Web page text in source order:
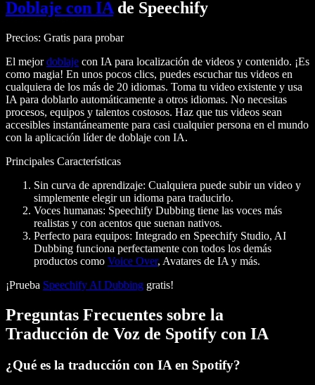
Doblaje con IA de Speechify
Precios: Gratis para probar
El mejordoblaje con IA para localización de videos y contenido. ¡Es
como magia! En unos pocos clics, puedes escuchar tus videos en
cualquiera de los más de 20 idiomas. Toma tu video existente y usa
IA para doblarlo automáticamente a otros idiomas. No necesitas
procesos, equipos y talentos costosos. Haz que tus videos sean
accesibles instantáneamente para casi cualquier persona en el mundo
con la aplicación líder de doblaje con IA.
Principales Características
Sin curva de aprendizaje: Cualquiera puede subir un video y
simplemente elegir un idioma para traducirlo.
Voces humanas: Speechify Dubbing tiene las voces más
realistas y con acentos que suenan nativos.
Perfecto para equipos: Integrado en Speechify Studio, AI
Dubbing funciona perfectamente con todos los demás
productos como Voice Over, Avatares de IA y más.
¡Prueba Speechify AI Dubbing gratis!
Preguntas Frecuentes sobre la
Traducción de Voz de Spotify con IA
¿Qué es la traducción con IA en Spotify?